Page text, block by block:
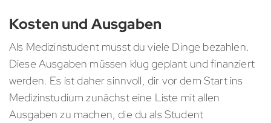
Kosten und Ausgaben
Als Medizinstudent musst du viele Dinge bezahlen.
Diese Ausgaben müssen klug geplant und finanziert
werden. Es ist daher sinnvoll, dir vor dem Start ins
Medizinstudium zunächst eine Liste mit allen
Ausgaben zu machen, die du als Student